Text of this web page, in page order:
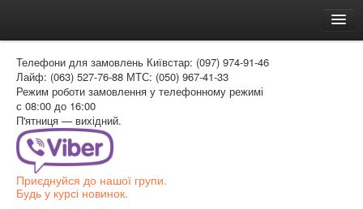
Доставка и оплата
Как заказать
Контакти
Таблиця розмірів
Вхід для покупця
Телефони для замовлень Київстар: (097) 974-91-46
Лайф: (063) 527-76-88 МТС: (050) 967-41-33
Режим роботи замовлення у телефонному режимі
с 08:00 до 16:00
П'ятниця — вихідний.
Приєднуйся до нашої групи.
Будь у курсі новинок.